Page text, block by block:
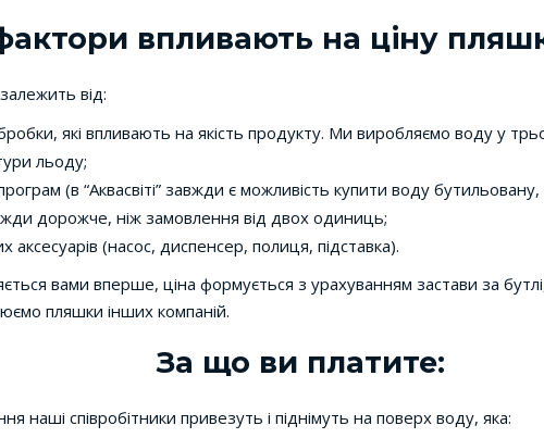
впливають на ціну
від:
які впливають на якість продукту. Ми виробляємо воду у
льоду;
(в “Аквасвіті” завжди є можливість купити воду
дорожче, ніж замовлення від двох одиниць;
(насос, диспенсер, полиця, підставка).
вами вперше, ціна формується з урахуванням застави за
пляшки інших компаній.
За що ви платите:
наші співробітники привезуть і піднімуть на поверх воду, яка: